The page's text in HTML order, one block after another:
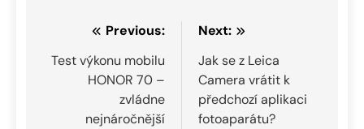
Navigace
pro
příspěvek
Previous:
Test výkonu mobilu
HONOR 70 –
zvládne
nejnáročnější
Next:
Jak se z Leica
Camera vrátit k
předchozí aplikaci
fotoaparátu?